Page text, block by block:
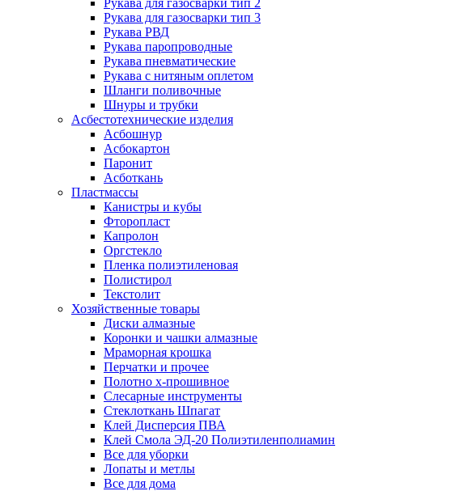
Рукава для газосварки тип 2
Рукава для газосварки тип 3
Рукава РВД
Рукава паропроводные
Рукава пневматические
Рукава с нитяным оплетом
Шланги поливочные
Шнуры и трубки
Асбестотехнические изделия
Асбошнур
Асбокартон
Паронит
Асботкань
Пластмассы
Канистры и кубы
Фторопласт
Капролон
Оргстекло
Пленка полиэтиленовая
Полистирол
Текстолит
Хозяйственные товары
Диски алмазные
Коронки и чашки алмазные
Мраморная крошка
Перчатки и прочее
Полотно х-прошивное
Слесарные инструменты
Стеклоткань Шпагат
Клей Дисперсия ПВА
Клей Смола ЭД-20 Полиэтиленполиамин
Все для уборки
Лопаты и метлы
Все для дома